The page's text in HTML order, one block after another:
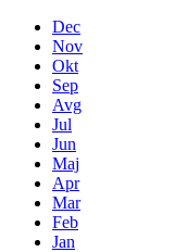
Dec
Nov
Okt
Sep
Avg
Jul
Jun
Maj
Apr
Mar
Feb
Jan